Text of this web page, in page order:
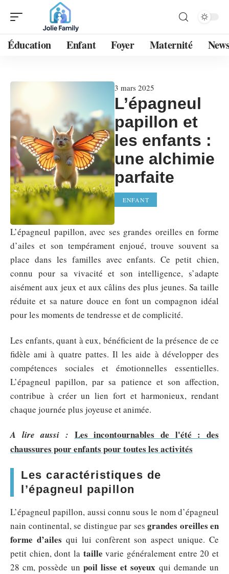
Éducation Enfant Foyer Maternité
3 mars 2025
L’épagneul
papillon et
les enfants :
une alchimie
parfaite
ENFANT
L’épagneul papillon, avec ses grandes oreilles en forme
d’ailes et son tempérament enjoué, trouve souvent sa
place dans les familles avec enfants. Ce petit chien,
connu pour sa vivacité et son intelligence, s’adapte
aisément aux jeux et aux câlins des plus jeunes. Sa taille
réduite et sa nature douce en font un compagnon idéal
pour les moments de tendresse et de complicité.
Les enfants, quant à eux, bénéficient de la présence de ce
fidèle ami à quatre pattes. Il les aide à développer des
compétences sociales et émotionnelles essentielles.
L’épagneul papillon, par sa patience et son affection,
contribue à créer un lien fort et harmonieux, rendant
chaque journée plus joyeuse et animée.
A lire aussi : Les incontournables de l'été : des
chaussures pour enfants pour toutes les activités
Les caractéristiques de
l’épagneul papillon
L’épagneul papillon, aussi connu sous le nom d’épagneul
nain continental, se distingue par ses grandes oreilles en
forme d’ailes qui lui confèrent son aspect unique. Ce
petit chien, dont la taille varie généralement entre 20 et
28 cm, possède un poil lisse et soyeux qui demande un